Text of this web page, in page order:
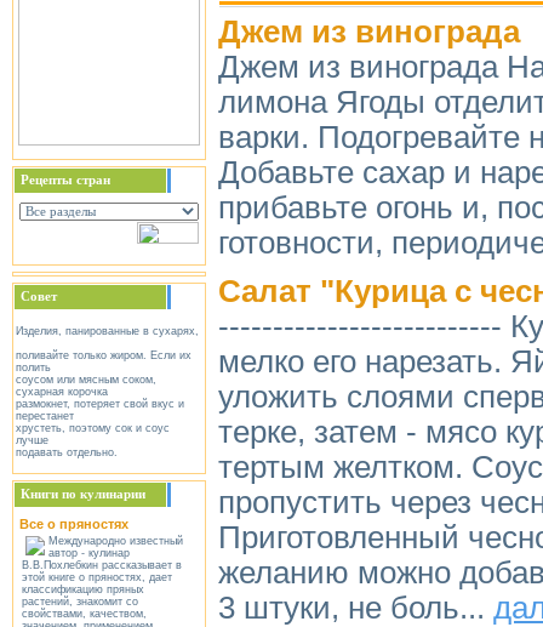
Рецепты стран
Совет
Изделия, панированные в сухарях,
поливайте только жиром. Если их
полить
соусом или мясным соком,
сухарная корочка
размокнет, потеряет свой вкус и
перестанет
хрустеть, поэтому сок и соус
лучше
подавать отдельно.
Книги по кулинарии
Все о пряностях
Международно известный
автор - кулинар
В.В.Похлебкин рассказывает в
этой книге о пряностях, дает
классификацию пряных
растений, знакомит со
свойствами, качеством,
Джем из винограда
Джем из винограда
лимона Ягоды
варки. Подогревайте
Добавьте сахар и
прибавьте огонь и,
готовности,
Салат "Курица с
--------------------------
мелко его нарезать.
уложить слоями
терке, затем - мясо
тертым желтком.
пропустить через
Приготовленный
желанию можно
3 штуки, не боль...